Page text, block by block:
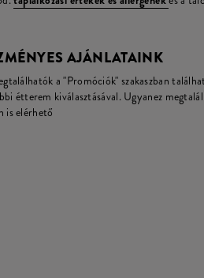
AJÁNLATAINK
a "Promóciók" szakaszban
étterem kiválasztásával. Ugyanez
is elérhető